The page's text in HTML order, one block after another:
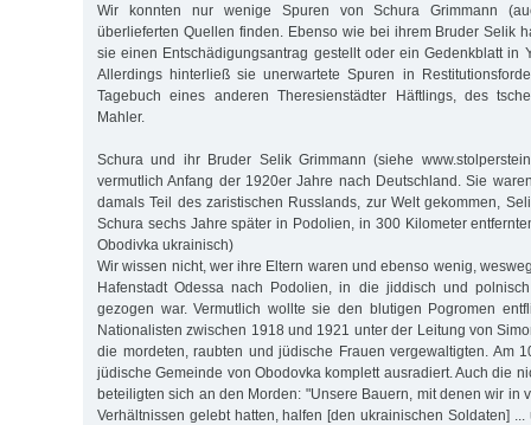
Wir konnten nur wenige Spuren von Schura Grimmann
überlieferten Quellen finden. Ebenso wie bei ihrem Bruder Selik
sie einen Entschädigungsantrag gestellt oder ein Gedenkblatt in
Allerdings hinterließ sie unerwartete Spuren in
Tagebuch eines anderen Theresienstädter Häftlings, des
Mahler.
Schura und ihr Bruder Selik Grimmann (siehe
vermutlich Anfang der 1920er Jahre nach Deutschland. Sie
damals Teil des zaristischen Russlands, zur Welt gekommen,
Schura sechs Jahre später in Podolien, in 300 Kilometer
Obodivka ukrainisch)
Wir wissen nicht, wer ihre Eltern waren und ebenso wenig,
Hafenstadt Odessa nach Podolien, in die jiddisch und
gezogen war. Vermutlich wollte sie den blutigen Pogromen
Nationalisten zwischen 1918 und 1921 unter der Leitung von
die mordeten, raubten und jüdische Frauen vergewaltigten. Am
jüdische Gemeinde von Obodovka komplett ausradiert. Auch die
beteiligten sich an den Morden: "Unsere Bauern, mit denen wir in
Verhältnissen gelebt hatten, halfen [den ukrainischen Soldaten]